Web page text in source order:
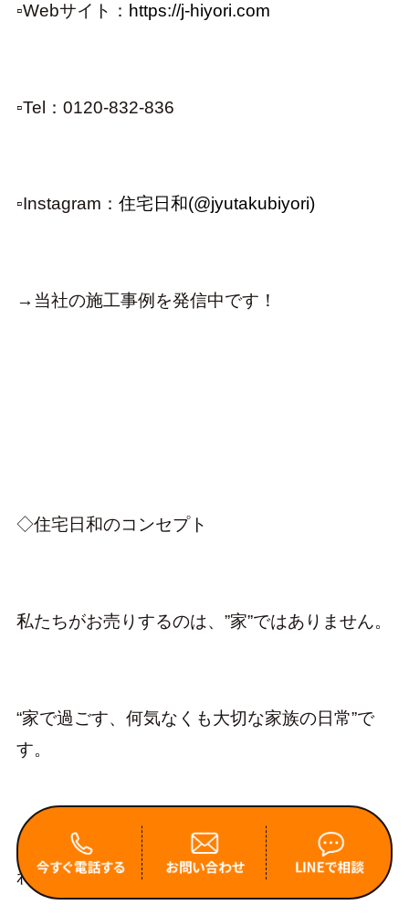
▫︎Webサイト： https://j-hiyori.com
▫︎Tel：0120-832-836
▫Instagram： 住宅日和(@jyutakubiyori)
→当社の施工事例を発信中です！
◇住宅日和のコンセプト
私たちがお売りするのは、”家”ではありません。
“家で過ごす、何気なくも大切な家族の日常”で
す。
そのために、「健康住宅」をつくることにこだ
わり続けています。